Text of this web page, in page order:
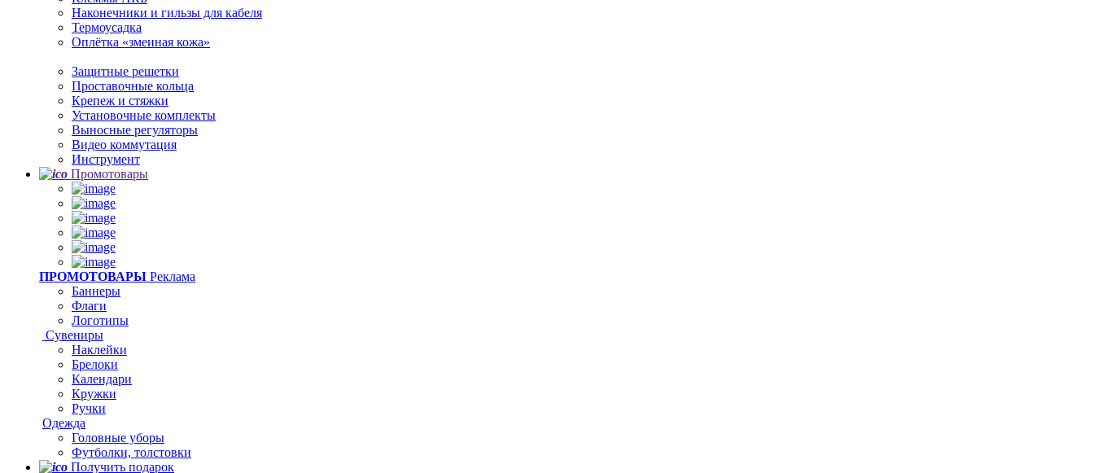
Наконечники и гильзы для кабеля
Термоусадка
Оплётка «змеиная кожа»
Защитные решетки
Проставочные кольца
Крепеж и стяжки
Установочные комплекты
Выносные регуляторы
Видео коммутация
Инструмент
Промотовары
ПРОМОТОВАРЫ Реклама
Баннеры
Флаги
Логотипы
Сувениры
Наклейки
Брелоки
Календари
Кружки
Ручки
Одежда
Головные уборы
Футболки, толстовки
Получить подарок